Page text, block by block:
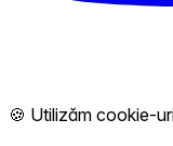
🍪 Utilizăm cookie-